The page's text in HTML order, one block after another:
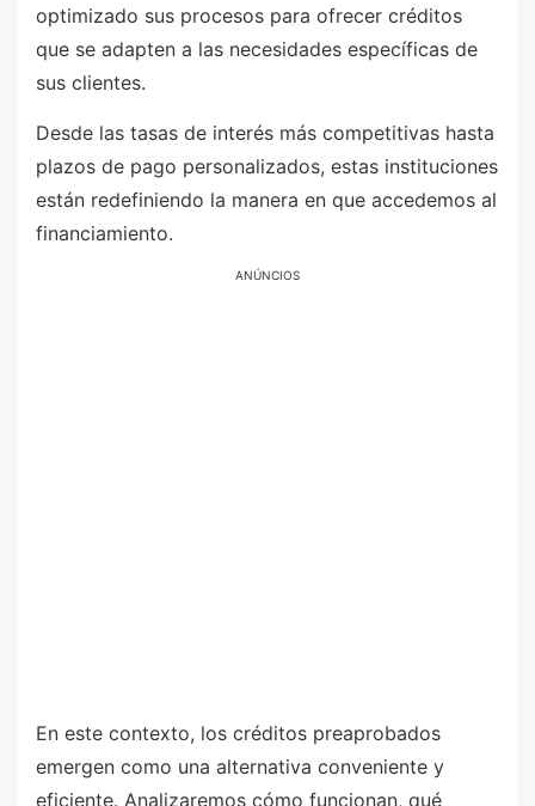
optimizado sus procesos para ofrecer créditos
que se adapten a las necesidades específicas de
sus clientes.
Desde las tasas de interés más competitivas hasta
plazos de pago personalizados, estas instituciones
están redefiniendo la manera en que accedemos al
financiamiento.
ANÚNCIOS
En este contexto, los créditos preaprobados
emergen como una alternativa conveniente y
eficiente. Analizaremos cómo funcionan, qué